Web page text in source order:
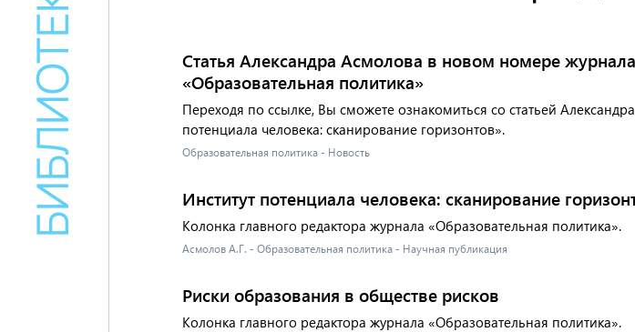
БИБЛИОТЕКА
Статья Александра Асмолова в новом номере журнала
«Образовательная политика»
Переходя по ссылке, Вы сможете ознакомиться со статьей
потенциала человека: сканирование горизонтов».
Образовательная политика - Новость
Институт потенциала человека: сканирование
Колонка главного редактора журнала «Образовательная политика».
Асмолов А.Г. - Образовательная политика - Научная публикация
Риски образования в обществе рисков
Колонка главного редактора журнала «Образовательная политика».